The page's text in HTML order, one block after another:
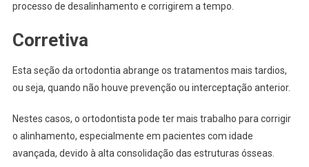
processo de desalinhamento e corrigirem a tempo.
Corretiva
Esta seção da ortodontia abrange os tratamentos mais tardios,
ou seja, quando não houve prevenção ou interceptação anterior.
Nestes casos, o ortodontista pode ter mais trabalho para corrigir
o alinhamento, especialmente em pacientes com idade
avançada, devido à alta consolidação das estruturas ósseas.